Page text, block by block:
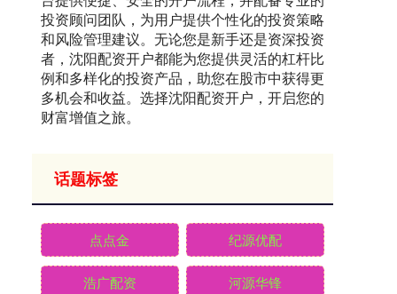
投资顾问团队，为用户提供个性化的投资策略
和风险管理建议。无论您是新手还是资深投资
者，沈阳配资开户都能为您提供灵活的杠杆比
例和多样化的投资产品，助您在股市中获得更
多机会和收益。选择沈阳配资开户，开启您的
财富增值之旅。
话题标签
点点金 纪源优配
浩广配资 河源华锋